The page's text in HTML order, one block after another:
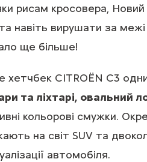
рисам кросовера,
навіть вирушати за
ще більше!
хетчбек CITROЁN С3
та ліхтарі, овальний
кольорові смужки.
на світ SUV та
автомобіля.